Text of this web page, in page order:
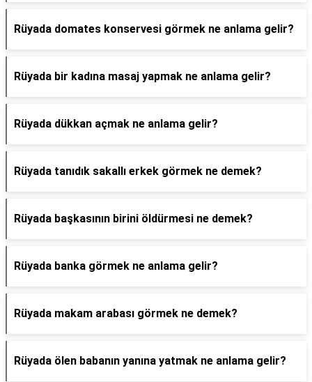
Rüyada domates konservesi görmek ne anlama gelir?
Rüyada bir kadına masaj yapmak ne anlama gelir?
Rüyada dükkan açmak ne anlama gelir?
Rüyada tanıdık sakallı erkek görmek ne demek?
Rüyada başkasının birini öldürmesi ne demek?
Rüyada banka görmek ne anlama gelir?
Rüyada makam arabası görmek ne demek?
Rüyada ölen babanın yanına yatmak ne anlama gelir?